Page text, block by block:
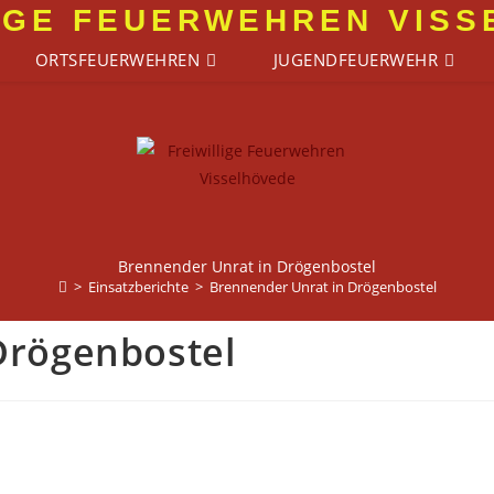
FEUERWEHREN
ORTSFEUERWEHREN JUGENDFEUERWEHR
Brennender Unrat in Drögenbostel
> Einsatzberichte > Brennender Unrat in Drögenbostel